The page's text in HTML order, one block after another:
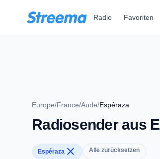
Radio Favoriten
Europe/France/Aude/Espéraza
Radiosender aus
Espéraza close Alle zurücksetzen